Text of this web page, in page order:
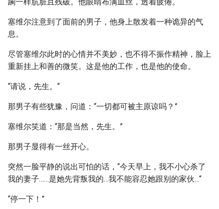
塞维尔注意到了面前的男子，他身上散发着一种诡异的气
息。
尽管塞维尔此时的心情并不美妙，也不得不振作精神，脸上
重新挂上和善的微笑。这是他的工作，也是他的使命。
“请说，先生。“
那男子有些犹豫，问道：“一切都可被主原谅吗？”
塞维尔笑道：“那是当然，先生。”
那男子显得有一丝开心。
突然一脸平静的说出可怕的话，“今天早上，我不小心杀了
我的妻子……是她先背叛我的…我不能容忍她跟别的家伙…“
“停一下！”